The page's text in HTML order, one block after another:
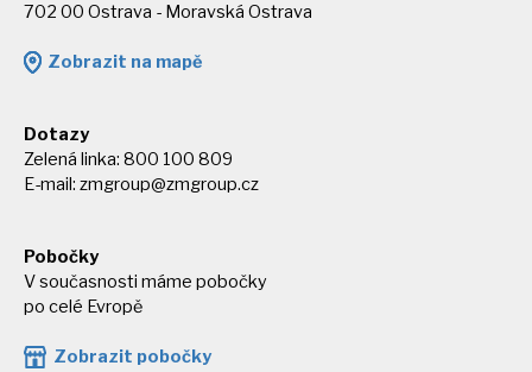
702 00 Ostrava - Moravská Ostrava
Zobrazit na mapě
Dotazy
Zelená linka: 800 100 809
E-mail: zmgroup@zmgroup.cz
Pobočky
V současnosti máme pobočky
po celé Evropě
Zobrazit pobočky